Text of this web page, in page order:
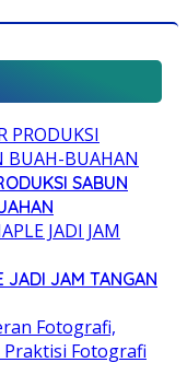
SABUN
JADI JAM TANGAN